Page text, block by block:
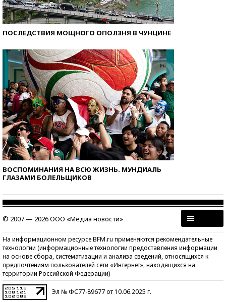
ПОСЛЕДСТВИЯ МОЩНОГО ОПОЛЗНЯ В ЧУНЦИНЕ
ВОСПОМИНАНИЯ НА ВСЮ ЖИЗНЬ. МУНДИАЛЬ
ГЛАЗАМИ БОЛЕЛЬЩИКОВ
© 2007 — 2026 ООО «Медиа новости»
На информационном ресурсе BFM.ru применяются рекомендательные
технологии (информационные технологии предоставления информации
на основе сбора, систематизации и анализа сведений, относящихся к
предпочтениям пользователей сети «Интернет», находящихся на
территории Российской Федерации)
Эл № ФС77-89677 от 10.06.2025 г.